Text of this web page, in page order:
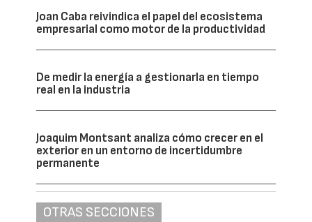
Joan Caba reivindica el papel del ecosistema
empresarial como motor de la productividad
De medir la energía a gestionarla en tiempo
real en la industria
Joaquim Montsant analiza cómo crecer en el
exterior en un entorno de incertidumbre
permanente
OTRAS SECCIONES